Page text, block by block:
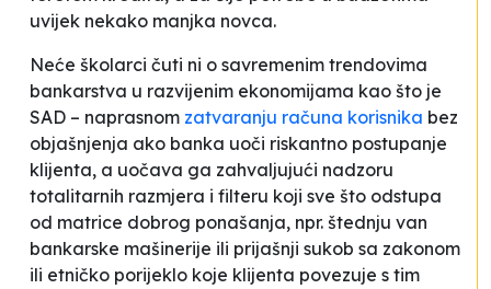
uvijek nekako manjka novca.
Neće školarci čuti ni o savremenim trendovima
bankarstva u razvijenim ekonomijama kao što je
SAD – naprasnom zatvaranju računa korisnika bez
objašnjenja ako banka uoči riskantno postupanje
klijenta, a uočava ga zahvaljujući nadzoru
totalitarnih razmjera i filteru koji sve što odstupa
od matrice dobrog ponašanja, npr. štednju van
bankarske mašinerije ili prijašnji sukob sa zakonom
ili etničko porijeklo koje klijenta povezuje s tim